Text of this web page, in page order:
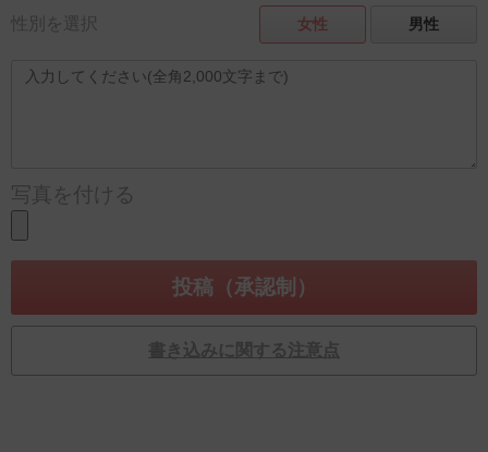
性別を選択 女性 男性
写真を付ける
書き込みに関する注意点